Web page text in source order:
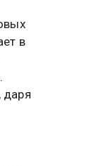
в
даря